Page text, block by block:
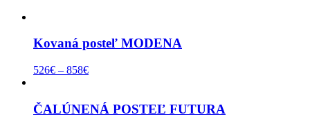
Kovaná posteľ MODENA
526€ – 858€
ČALÚNENÁ POSTEĽ FUTURA